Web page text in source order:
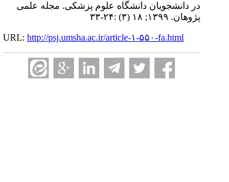
در دانشجویان دانشگاه علوم پزشکی. مجله علمی
پژوهان. ۱۳۹۹; ۱۸ (۳) :۲۴-۳۳
URL: http://psj.umsha.ac.ir/article-۱-۵۵۰-fa.html